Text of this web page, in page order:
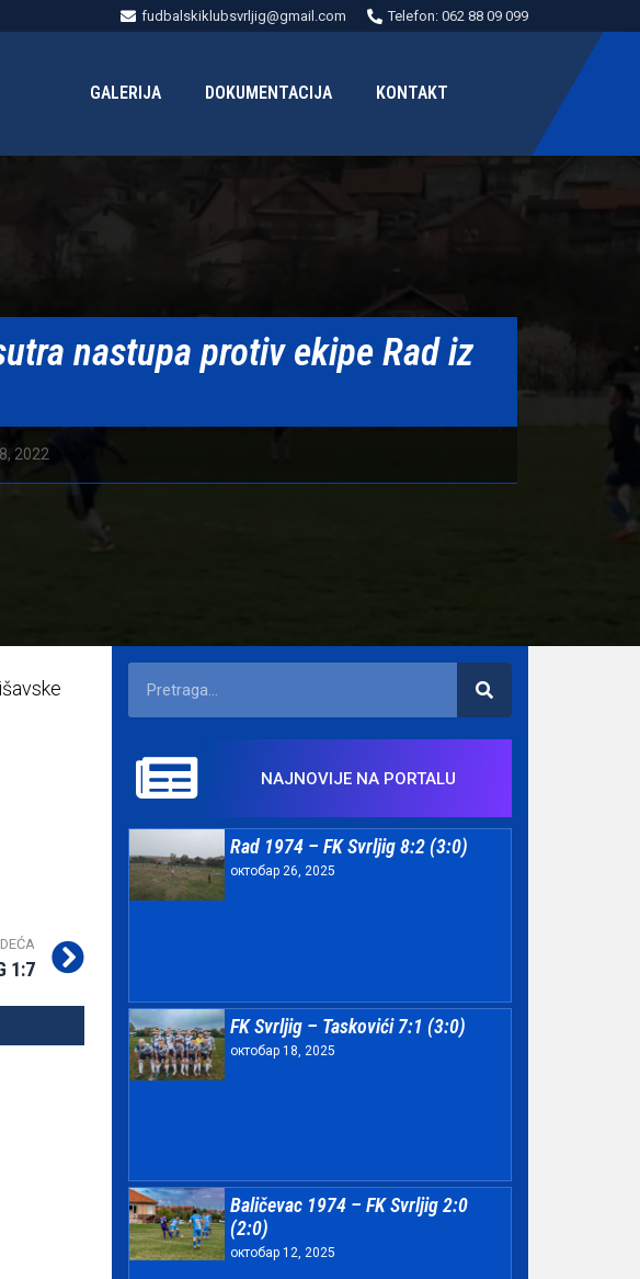
fudbalskiklubsvrljig@gmail.com Telefon: 062 88 09 099
GALERIJA DOKUMENTACIJA KONTAKT
nastupa protiv ekipe Rad iz
2022
1:7
NAJNOVIJE NA PORTALU
Rad 1974 – FK Svrljig 8:2 (3:0)
октобар 26, 2025
FK Svrljig – Taskovići 7:1 (3:0)
октобар 18, 2025
Baličevac 1974 – FK Svrljig 2:0
(2:0)
октобар 12, 2025